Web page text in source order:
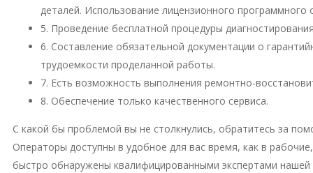
деталей. Использование лицензионного
5. Проведение бесплатной процедуры
6. Составление обязательной документации о
трудоемкости проделанной работы.
7. Есть возможность выполнения ремонтно-
8. Обеспечение только качественного сервиса.
С какой бы проблемой вы не столкнулись, обратитесь за
Операторы доступны в удобное для вас время, как в
быстро обнаружены квалифицированными экспертами